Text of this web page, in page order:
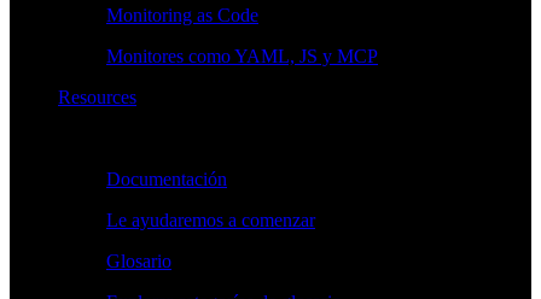
Monitoring as Code
Monitores como YAML, JS y MCP
Resources
Documentación
Le ayudaremos a comenzar
Glosario